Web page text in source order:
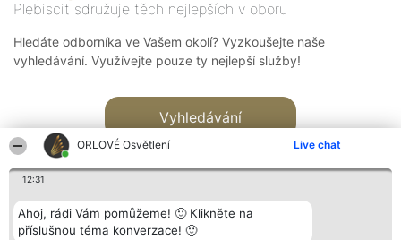
ORLOVÉ Osvětlení Live chat
12:31
Ahoj, rádi Vám pomůžeme! 🙂 Klikněte na
příslušnou téma konverzace! 🙂
Plebiscit sdružuje těch nejlepších v oboru
Hledáte odborníka ve Vašem okolí? Vyzkoušejte naše
vyhledávání. Využívejte pouze ty nejlepší služby!
Vyhledávání